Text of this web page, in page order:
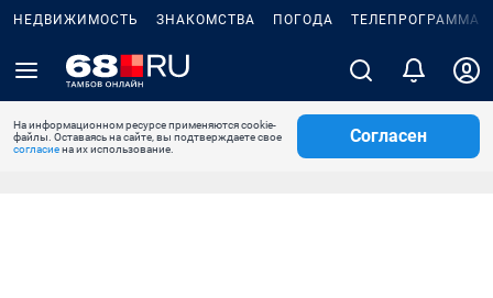
НЕДВИЖИМОСТЬ ЗНАКОМСТВА ПОГОДА ТЕЛЕПРОГРАММА
На информационном ресурсе применяются cookie-
файлы. Оставаясь на сайте, вы подтверждаете свое
согласиена их использование.
Согласен